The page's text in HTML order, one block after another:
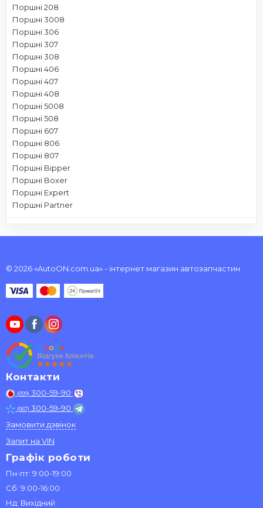
Поршні 208
Поршні 3008
Поршні 306
Поршні 307
Поршні 308
Поршні 406
Поршні 407
Поршні 408
Поршні 5008
Поршні 508
Поршні 607
Поршні 806
Поршні 807
Поршні Bipper
Поршні Boxer
Поршні Expert
Поршні Partner
© 2026 «AutoON.com.ua» - інтернет магазин автозапчастин
Контакти
(099) 300-59-90
(067) 300-59-90
Замовити дзвінок
Запит на VIN
Графік роботи
Пн-пт: 9:00-19:00
Сб: 9:00-16:00
Нд: Вихідний